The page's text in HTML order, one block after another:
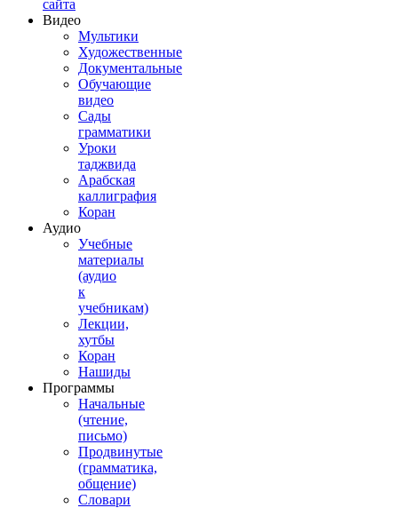
сайта
Видео
Мультики
Художественные
Документальные
Обучающие
видео
Сады
грамматики
Уроки
таджвида
Арабская
каллиграфия
Коран
Аудио
Учебные
материалы
(аудио
к
учебникам)
Лекции,
хутбы
Коран
Нашиды
Программы
Начальные
(чтение,
письмо)
Продвинутые
(грамматика,
общение)
Словари